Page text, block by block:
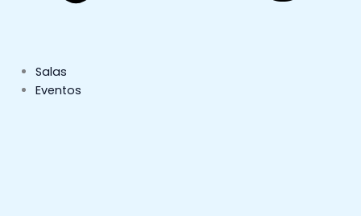
Salas
Eventos